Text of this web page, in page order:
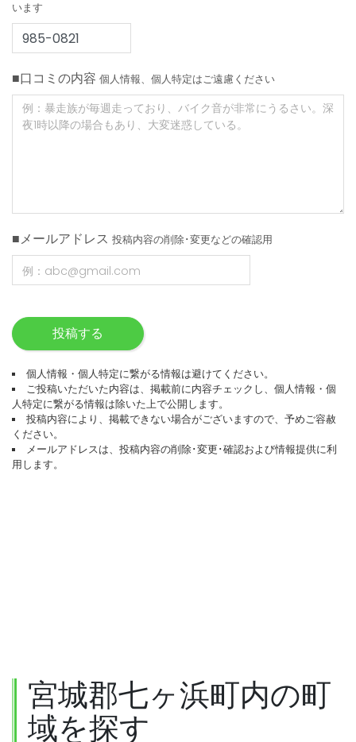
います
■口コミの内容 個人情報、個人特定はご遠慮ください
■メールアドレス 投稿内容の削除･変更などの確認用
投稿する
個人情報・個人特定に繋がる情報は避けてください。
ご投稿いただいた内容は、掲載前に内容チェックし、個人情報・個
人特定に繋がる情報は除いた上で公開します。
投稿内容により、掲載できない場合がございますので、予めご容赦
ください。
メールアドレスは、投稿内容の削除･変更･確認および情報提供に利
用します。
宮城郡七ヶ浜町内の町
域を探す